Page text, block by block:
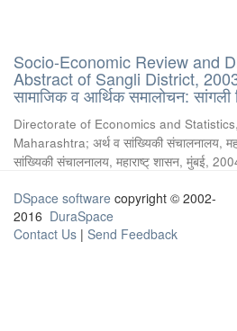
Socio-Economic Review and
Abstract of Sangli District,
सामाजिक व आर्थिक समालोचन:
Directorate of Economics and
Maharashtra; अर्थ व सांख्यिकी संचालनालय,
सांख्यिकी संचालनालय, महाराष्ट् शासन, मुंबई,
DSpace software copyright © 2002-
2016 DuraSpace
Contact Us | Send Feedback